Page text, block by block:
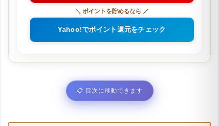
＼ ポイントを貯めるなら ／
Yahoo!でポイント還元をチェック
📋 目次に移動できます